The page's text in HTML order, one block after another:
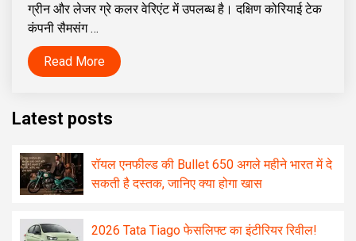
ग्रीन और लेजर ग्रे कलर वेरिएंट में उपलब्ध है। दक्षिण कोरियाई टेक
कंपनी सैमसंग …
Read More
Latest posts
रॉयल एनफील्ड की Bullet 650 अगले महीने भारत में दे
सकती है दस्तक, जानिए क्या होगा खास
2026 Tata Tiago फेसलिफ्ट का इंटीरियर रिवील!